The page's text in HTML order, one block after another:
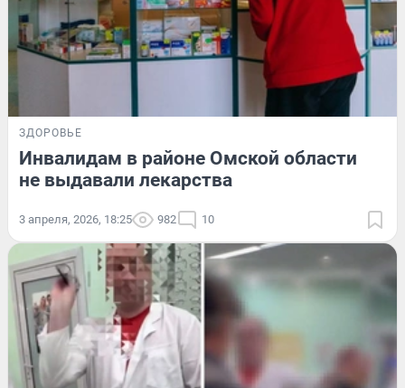
ЗДОРОВЬЕ
Инвалидам в районе Омской области
не выдавали лекарства
3 апреля, 2026, 18:25 982 10